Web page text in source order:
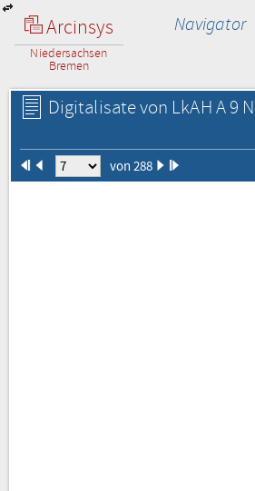
Arcinsys
Niedersachsen
Bremen
Navigator
Digitalisate von LkAH A 9
von 288